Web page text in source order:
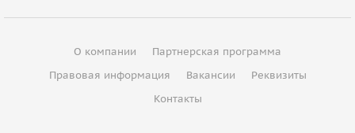
О компании
Партнерская программа
Правовая информация
Вакансии
Реквизиты
Контакты